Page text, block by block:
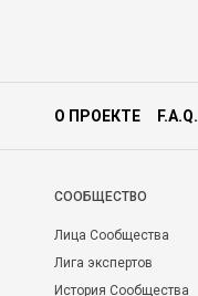
О ПРОЕКТЕ F.A.Q.
CООБЩЕСТВО
Лица Сообщества
Лига экспертов
История Сообщества